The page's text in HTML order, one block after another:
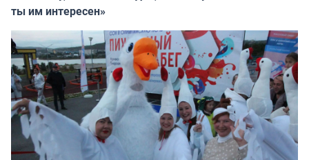
ты им интересен»